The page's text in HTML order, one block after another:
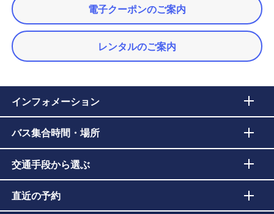
電子クーポンのご案内
レンタルのご案内
インフォメーション
バス集合時間・場所
交通手段から選ぶ
直近の予約